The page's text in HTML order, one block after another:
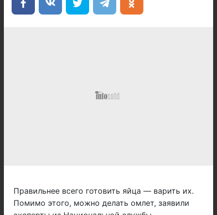
Правильнее всего готовить яйца — варить их.
Помимо этого, можно делать омлет, заявили